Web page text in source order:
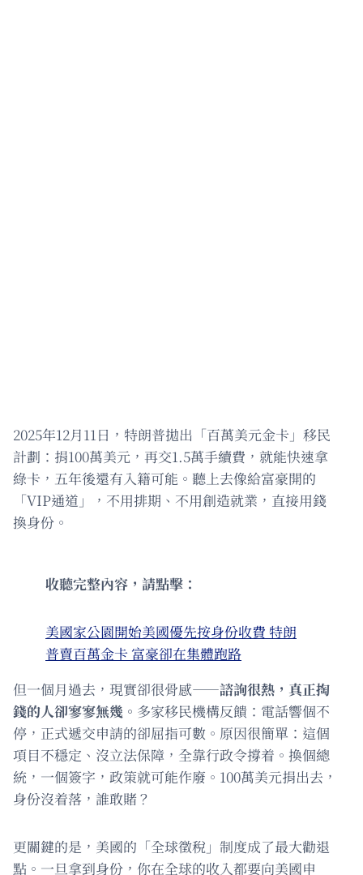
2025年12月11日，特朗普拋出「百萬美元金卡」移民
計劃：捐100萬美元，再交1.5萬手續費，就能快速拿
綠卡，五年後還有入籍可能。聽上去像給富豪開的
「VIP通道」，不用排期、不用創造就業，直接用錢
換身份。
收聽完整內容，請點擊：
美國家公園開始美國優先按身份收費 特朗
普賣百萬金卡 富豪卻在集體跑路
但一個月過去，現實卻很骨感——諮詢很熱，真正掏
錢的人卻寥寥無幾。 多家移民機構反饋：電話響個不
停，正式遞交申請的卻屈指可數。原因很簡單：這個
項目不穩定、沒立法保障，全靠行政令撐着。換個總
統，一個簽字，政策就可能作廢。100萬美元捐出去，
身份沒着落，誰敢賭？
更關鍵的是，美國的「全球徵稅」制度成了最大勸退
點。一旦拿到身份，你在全球的收入都要向美國申